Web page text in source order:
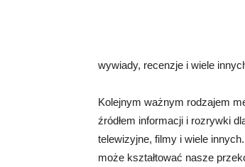
wywiady, recenzje i wiele
Kolejnym ważnym rodzajem
źródłem informacji i rozrywki
telewizyjne, filmy i wiele
może kształtować nasze